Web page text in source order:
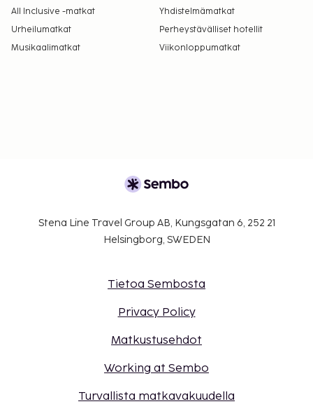
All Inclusive -matkat
Yhdistelmämatkat
Urheilumatkat
Perheystävälliset hotellit
Musikaalimatkat
Viikonloppumatkat
Stena Line Travel Group AB, Kungsgatan 6, 252 21
Helsingborg, SWEDEN
Tietoa Sembosta
Privacy Policy
Matkustusehdot
Working at Sembo
Turvallista matkavakuudella